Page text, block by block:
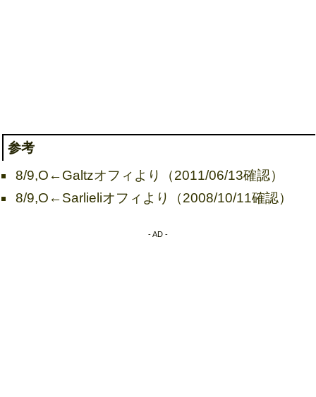
参考
8/9,O←Galtzオフィより（2011/06/13確認）
8/9,O←Sarlieliオフィより（2008/10/11確認）
- AD -